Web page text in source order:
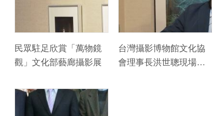
民眾駐足欣賞「萬物鏡
觀」文化部藝廊攝影展
台灣攝影博物館文化協
會理事長洪世聰現場導